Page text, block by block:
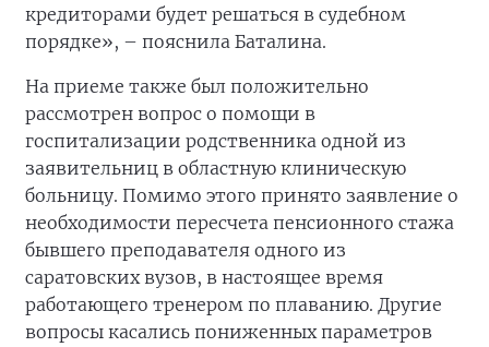
кредиторами будет решаться в судебном
порядке», – пояснила Баталина.
На приеме также был положительно
рассмотрен вопрос о помощи в
госпитализации родственника одной из
заявительниц в областную клиническую
больницу. Помимо этого принято заявление о
необходимости пересчета пенсионного стажа
бывшего преподавателя одного из
саратовских вузов, в настоящее время
работающего тренером по плаванию. Другие
вопросы касались пониженных параметров